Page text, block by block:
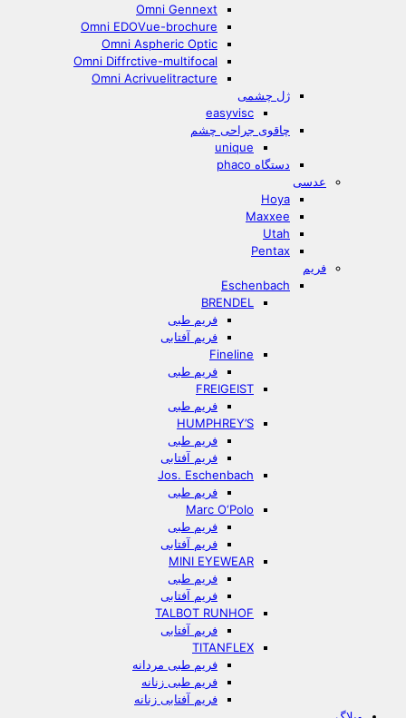
Omni Gennext
Omni EDOVue-brochure
Omni Aspheric Optic
Omni Diffrctive-multifocal
Omni Acrivuelitracture
ژل چشمی
easyvisc
چاقوی جراحی چشم
unique
دستگاه phaco
عدسی
Hoya
Maxxee
Utah
Pentax
فریم
Eschenbach
BRENDEL
فریم طبی
فریم آفتابی
Fineline
فریم طبی
FREIGEIST
فریم طبی
HUMPHREY’S
فریم طبی
فریم آفتابی
Jos. Eschenbach
فریم طبی
Marc O‘Polo
فریم طبی
فریم آفتابی
MINI EYEWEAR
فریم طبی
فریم آفتابی
TALBOT RUNHOF
فریم آفتابی
TITANFLEX
فریم طبی مردانه
فریم طبی زنانه
فریم آفتابی زنانه